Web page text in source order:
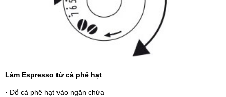
Làm Espresso từ cà phê hạt
· Đổ cà phê hạt vào ngăn chứa